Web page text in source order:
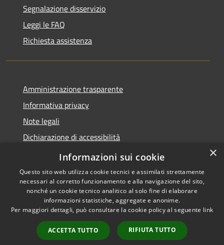
Segnalazione disservizio
Leggi le FAQ
Richiesta assistenza
Amministrazione trasparente
Informativa privacy
Note legali
Dichiarazione di accessibilità
WhistleblowingPA
Accessibilità
Copyright © 2026 • Comune di
Canosa di Puglia • Powered by
Municipium•
Accesso
redazione
×
Informazioni sui cookie
Questo sito web utilizza cookie tecnici e assimilati strettamente
necessari al corretto funzionamento e alla navigazione del sito,
nonché un cookie tecnico analitico al solo fine di elaborare
informazioni statistiche, aggregate e anonime.
Per maggiori dettagli, può consultare la cookie policy al seguente link
ACCETTA TUTTO RIFIUTA TUTTO